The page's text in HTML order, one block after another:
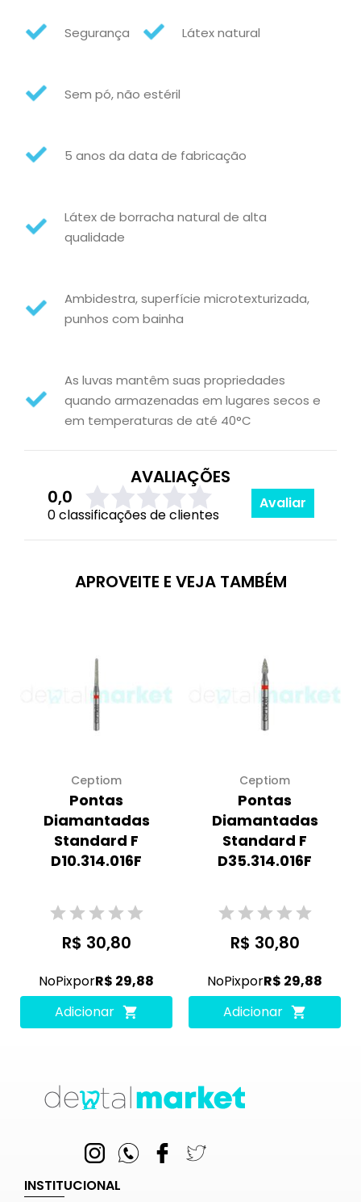
Segurança Látex natural
Sem pó, não estéril
5 anos da data de fabricação
Látex de borracha natural de alta
qualidade
Ambidestra, superfície microtexturizada,
punhos com bainha
As luvas mantêm suas propriedades
quando armazenadas em lugares secos e
em temperaturas de até 40°C
AVALIAÇÕES
0,0
0 classificações de clientes
Avaliar
APROVEITE E VEJA TAMBÉM
Ceptiom
Pontas
Diamantadas
Standard F
D10.314.016F
R$ 30,80
NoPixporR$ 29,88
Adicionar
Ceptiom
Pontas
Diamantadas
Standard F
D35.314.016F
R$ 30,80
NoPixporR$ 29,88
Adicionar
INSTITUCIONAL